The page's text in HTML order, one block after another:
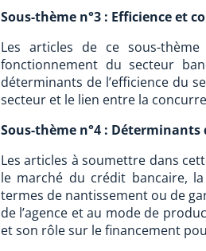
Sous-thème n°3 : Efficience et
Les articles de ce sous-thème
fonctionnement du secteur
déterminants de l’efficience du
secteur et le lien entre la
Sous-thème n°4 :
Les articles à soumettre dans
le marché du crédit bancaire,
termes de nantissement ou de
de l’agence et au mode de
et son rôle sur le financement